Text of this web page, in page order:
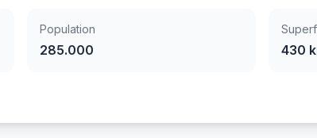
Population
285.000 430